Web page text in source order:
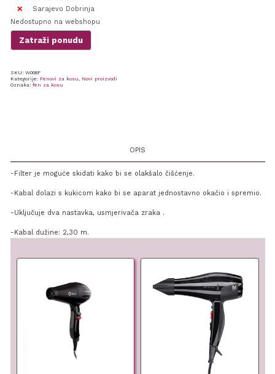
Sarajevo Dobrinja
Nedostupno na webshopu
Zatraži ponudu
SKU: W008F
Kategorije: Fenovi za kosu, Novi proizvodi
Oznaka: fen za kosu
OPIS
-Filter je moguće skidati kako bi se olakšalo čišćenje.
-Kabal dolazi s kukicom kako bi se aparat jednostavno okačio i spremio.
-Uključuje dva nastavka, usmjerivača zraka .
-Kabal dužine: 2,30 m.